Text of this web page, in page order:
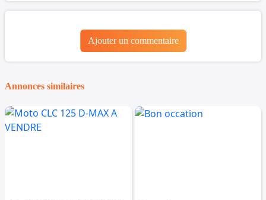
Ajouter un commentaire
Annonces similaires